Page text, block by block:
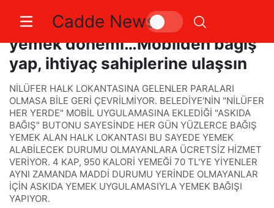
Cadde News
Kent Lokantası’nda askıda
yemek dönemi…Mobilden bağış
yap, ihtiyaç sahiplerine ulaşsın
NİLÜFER HALK LOKANTASINA GELENLER PARALARI
OLMASA BİLE GERİ ÇEVRİLMİYOR. BELEDİYE'NİN "NİLÜFER
HER YERDE" MOBİL UYGULAMASINA EKLEDİĞİ "ASKIDA
BAĞIŞ" BUTONU SAYESİNDE HER GÜN YÜZLERCE BAĞIŞ
YEMEK ALAN HALK LOKANTASI BU SAYEDE YEMEK
ALABİLECEK DURUMU OLMAYANLARA ÜCRETSİZ HİZMET
VERİYOR. 4 KAP, 950 KALORİ YEMEĞİ 70 TL'YE YİYENLER
AYNI ZAMANDA MADDİ DURUMU YERİNDE OLMAYANLAR
İÇİN ASKIDA YEMEK UYGULAMASIYLA YEMEK BAĞIŞI
YAPIYOR.